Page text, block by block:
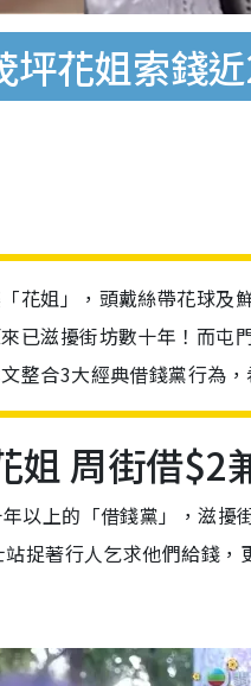
坪花姐索錢
花姐」，頭戴絲帶花球及
已滋擾街坊數十年！而屯
整合3大經典借錢黨行為，
姐 周街借$2
以上的「借錢黨」，滋
捉著行人乞求他們給錢，